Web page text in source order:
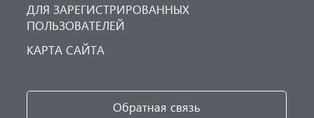
ДЛЯ ЗАРЕГИСТРИРОВАННЫХ
ПОЛЬЗОВАТЕЛЕЙ
КАРТА САЙТА
Обратная связь